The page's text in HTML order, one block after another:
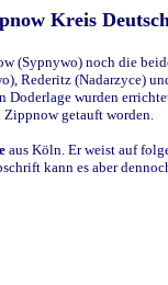
Kreis
(Sypnywo) noch die
Rederitz (Nadarzyce)
wurden
getauft worden.
aus Köln. Er weist auf
kann es aber